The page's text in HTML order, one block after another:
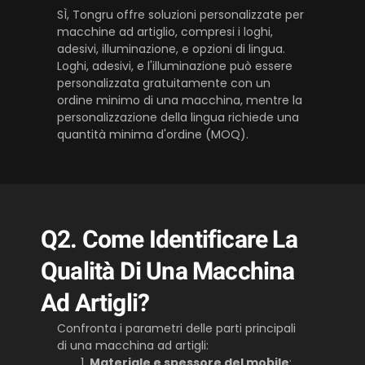
SÌ, Tongru offre soluzioni personalizzate per
macchine ad artiglio, compresi i loghi,
adesivi, illuminazione, e opzioni di lingua.
Loghi, adesivi, e l'illuminazione può essere
personalizzata gratuitamente con un
ordine minimo di una macchina, mentre la
personalizzazione della lingua richiede una
quantità minima d'ordine (MOQ).
Q2. Come Identificare La
Qualità Di Una Macchina
Ad Artigli?
Confronta i parametri delle parti principali
di una macchina ad artigli: